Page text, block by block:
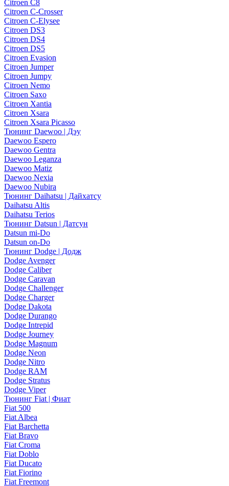
Citroen C8
Citroen C-Crosser
Citroen C-Elysee
Citroen DS3
Citroen DS4
Citroen DS5
Citroen Evasion
Citroen Jumper
Citroen Jumpy
Citroen Nemo
Citroen Saxo
Citroen Xantia
Citroen Xsara
Citroen Xsara Picasso
Тюнинг Daewoo | Дэу
Daewoo Espero
Daewoo Gentra
Daewoo Leganza
Daewoo Matiz
Daewoo Nexia
Daewoo Nubira
Тюнинг Daihatsu | Дайхатсу
Daihatsu Altis
Daihatsu Terios
Тюнинг Datsun | Датсун
Datsun mi-Do
Datsun on-Do
Тюнинг Dodge | Додж
Dodge Avenger
Dodge Caliber
Dodge Caravan
Dodge Challenger
Dodge Charger
Dodge Dakota
Dodge Durango
Dodge Intrepid
Dodge Journey
Dodge Magnum
Dodge Neon
Dodge Nitro
Dodge RAM
Dodge Stratus
Dodge Viper
Тюнинг Fiat | Фиат
Fiat 500
Fiat Albea
Fiat Barchetta
Fiat Bravo
Fiat Croma
Fiat Doblo
Fiat Ducato
Fiat Fiorino
Fiat Freemont